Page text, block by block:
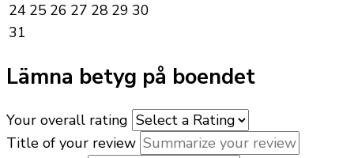
24 25 26 27 28 29 30
31
Lämna betyg på boendet
Your overall rating
Title of your review